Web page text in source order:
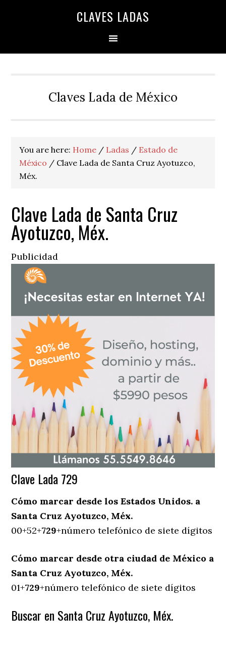
CLAVES LADAS
Claves Lada de México
You are here: Home / Ladas / Estado de
México / Clave Lada de Santa Cruz Ayotuzco,
Méx.
Clave Lada de Santa Cruz
Ayotuzco, Méx.
Publicidad
Clave Lada 729
Cómo marcar desde los Estados Unidos. a
Santa Cruz Ayotuzco, Méx.
00+52+729+número telefónico de siete dígitos
Cómo marcar desde otra ciudad de México a
Santa Cruz Ayotuzco, Méx.
01+729+número telefónico de siete dígitos
Buscar en Santa Cruz Ayotuzco, Méx.